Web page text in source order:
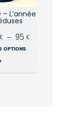
du
– L’année
€ – 95€Plage de prix : 68 € à 95 €
options
plusieurs